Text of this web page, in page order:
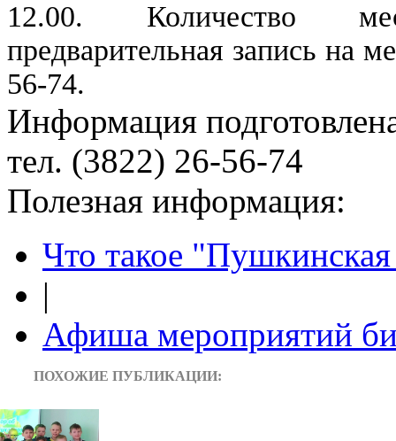
12.00. Количество
предварительная запись на
56-74.
Информация
тел. (3822) 26-56-74
Полезная информация:
Что такое "Пушкинская
|
Афиша мероприятий
ПОХОЖИЕ ПУБЛИКАЦИИ: